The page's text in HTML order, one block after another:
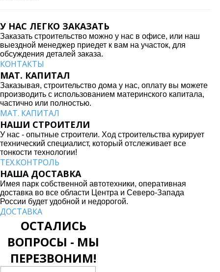
У НАС ЛЕГКО ЗАКАЗАТЬ
Заказать строительство можно у нас в офисе, или наш
выездной менеджер приедет к вам на участок, для
обсуждения деталей заказа.
КОНТАКТЫ
МАТ. КАПИТАЛ
Заказывая, строительство дома у нас, оплату вы можете
производить с использованием материнского капитала,
частично или полностью.
МАТ. КАПИТАЛ
НАШИ СТРОИТЕЛИ
У нас - опытные строители. Ход строительства курирует
технический специалист, который отслеживает все
тонкости технологии!
ТЕХ.КОНТРОЛЬ
НАША ДОСТАВКА
Имея парк собственной автотехники, оперативная
доставка во все области Центра и Северо-Запада
России будет удобной и недорогой.
ДОСТАВКА
ОСТАЛИСЬ
ВОПРОСЫ - МЫ
ПЕРЕЗВОНИМ!